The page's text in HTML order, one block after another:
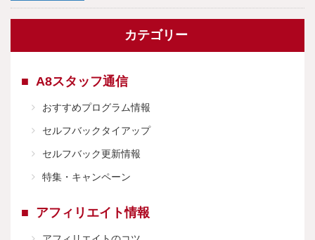
カテゴリー
A8スタッフ通信
おすすめプログラム情報
セルフバックタイアップ
セルフバック更新情報
特集・キャンペーン
アフィリエイト情報